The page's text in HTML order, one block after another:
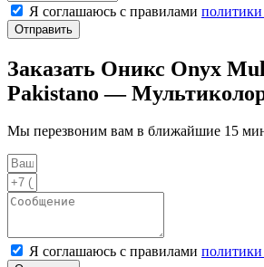
Я соглашаюсь с правилами
Отправить
Заказать Оникс Onyx
Pakistano —
Мы перезвоним вам в ближайшие 15
Я соглашаюсь с правилами